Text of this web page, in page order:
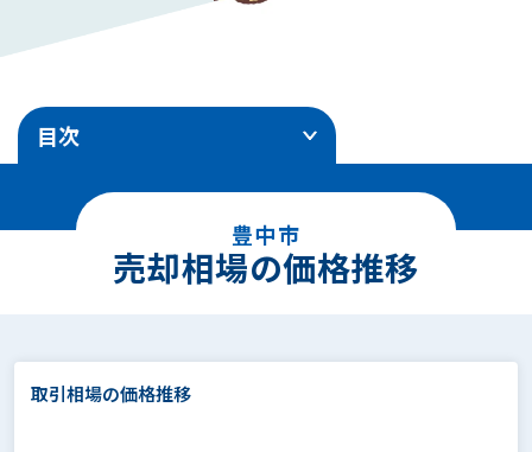
目次
売却相場の価格推移
エリア別地価ランキング
5.駅徒歩別の相場価格
豊中市
売却相場の価格推移
取引相場の価格推移